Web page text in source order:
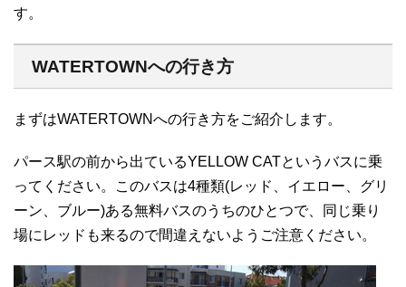
す。
WATERTOWNへの行き方
まずはWATERTOWNへの行き方をご紹介します。
パース駅の前から出ているYELLOW CATというバスに乗
ってください。このバスは4種類(レッド、イエロー、グリ
ーン、ブルー)ある無料バスのうちのひとつで、同じ乗り
場にレッドも来るので間違えないようご注意ください。